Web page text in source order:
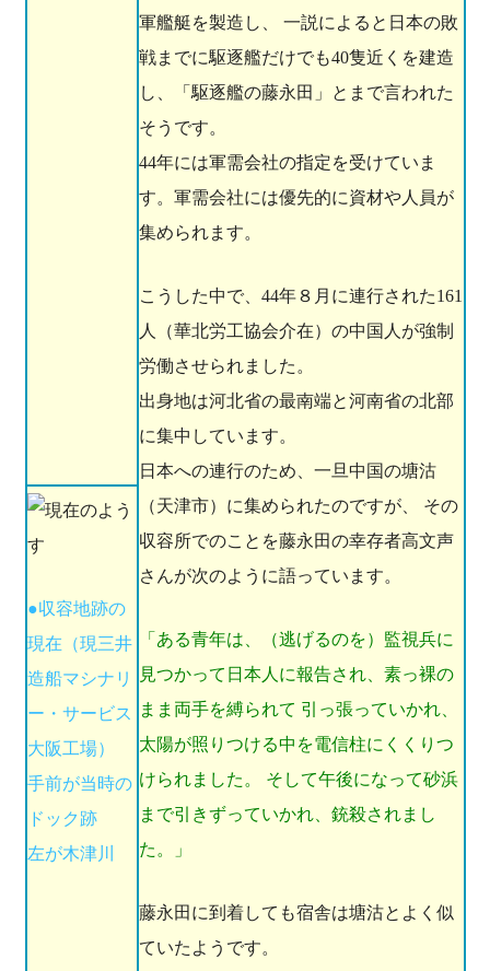
軍艦艇を製造し、 一説によると日本の敗
戦までに駆逐艦だけでも40隻近くを建造
し、「駆逐艦の藤永田」とまで言われた
そうです。
44年には軍需会社の指定を受けていま
す。軍需会社には優先的に資材や人員が
集められます。
こうした中で、44年８月に連行された161
人（華北労工協会介在）の中国人が強制
労働させられました。
出身地は河北省の最南端と河南省の北部
に集中しています。
日本への連行のため、一旦中国の塘沽
（天津市）に集められたのですが、 その
収容所でのことを藤永田の幸存者高文声
さんが次のように語っています。
「ある青年は、（逃げるのを）監視兵に
見つかって日本人に報告され、素っ裸の
まま両手を縛られて 引っ張っていかれ、
太陽が照りつける中を電信柱にくくりつ
けられました。 そして午後になって砂浜
まで引きずっていかれ、銃殺されまし
た。」
藤永田に到着しても宿舎は塘沽とよく似
ていたようです。
●収容地跡の
現在（現三井
造船マシナリ
ー・サービス
大阪工場）
手前が当時の
ドック跡
左が木津川